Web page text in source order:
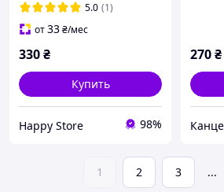
5.0 (1)
от33₴/мес
330₴
Купить
Happy Store 98%
270₴
1 2 3 ...